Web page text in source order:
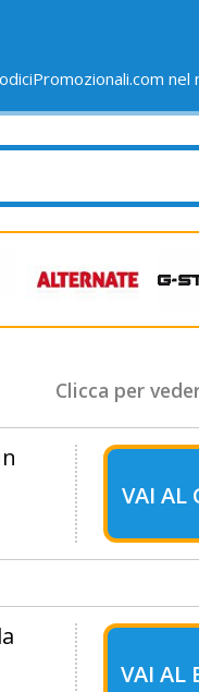
nel
Clicca per
VAI AL
VAI AL